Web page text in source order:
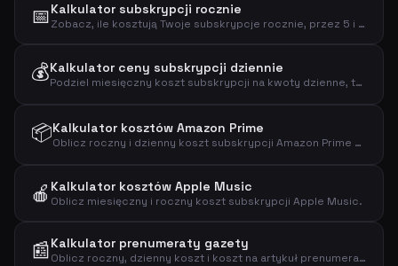
📅Kalkulator subskrypcji rocznie
Zobacz, ile kosztują Twoje subskrypcje rocznie, przez 5 i 10 lat.
💰Kalkulator ceny subskrypcji dziennie
Podziel miesięczny koszt subskrypcji na kwoty dzienne, tygodniowe i roczne.
📦Kalkulator kosztów Amazon Prime
Oblicz roczny i dzienny koszt subskrypcji Amazon Prime Video.
🍎 Kalkulator kosztów Apple Music
Oblicz miesięczny i roczny koszt subskrypcji Apple Music.
📰Kalkulator prenumeraty gazety
Oblicz roczny, dzienny koszt i koszt na artykuł prenumeraty gazety.